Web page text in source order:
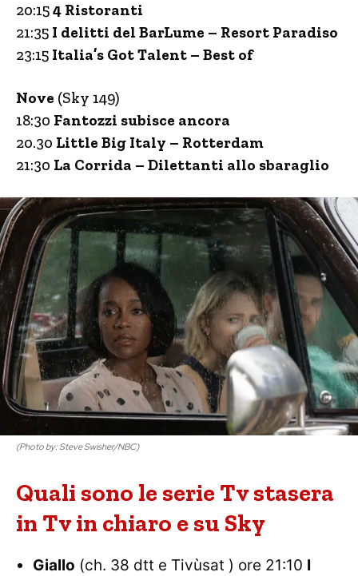
20:154 Ristoranti
21:35 I delitti del BarLume – Resort Paradiso
23:15 Italia’s Got Talent – Best of
Nove (Sky 149)
18:30 Fantozzi subisce ancora
20.30 Little Big Italy – Rotterdam
21:30 La Corrida – Dilettanti allo sbaraglio
(Photo by: Steve Swisher/NBC)
Quali sono le serie Tv stasera
in Tv in chiaro e su Sky
Giallo (ch. 38 dtt e Tivùsat ) ore 21:10 I